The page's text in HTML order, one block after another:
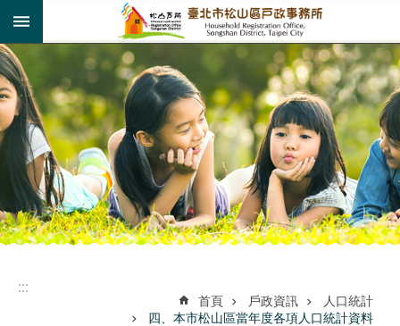
跳到主要內容區塊
:::
:::
首頁 戶政資訊
人口統計
四、本市松山區當年度各項人口統計資料